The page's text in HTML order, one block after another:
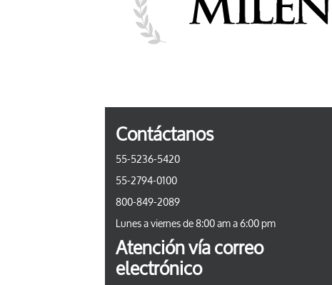
Contáctanos
55-5236-5420
55-2794-0100
800-849-2089
Lunes a viernes de 8:00 am a 6:00 pm
Atención vía correo
electrónico